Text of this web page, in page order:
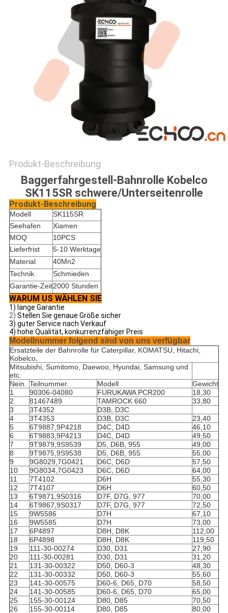
Produkt-Beschreibung
Baggerfahrgestell-Bahnrolle Kobelco
SK115SR schwere/Unterseitenrolle
Produkt-Beschreibung
Modell
SK115SR
Seehafen
Xiamen
MOQ
10PCS
Lieferfrist
5-10 Werktage
Material
40Mn2
Technik
Schmieden
Garantie-Zeit2000 Stunden
WARUM US WÄHLEN SIE
1) lange Garantie
2) Stellen Sie genaue Größe sicher
3) guter Service nach Verkauf
4) hohe Qualität, konkurrenzfähiger Preis
Modellnummer folgend sind von uns verfügbar
Ersatzteile der Bahnrolle für Caterpillar, KOMATSU, Hitachi,
Kobelco,
Mitsubishi, Sumitomo, Daewoo, Hyundai, Samsung und
etc.
Nein. Teilnummer. Modell
Gewicht
1
90306-04080 FURUKAWA PCR200
18,30
2
81467489 TAMROCK 660
33,80
3
3T4352
D3B, D3C
4
3T4353 D3B, D3C
23,40
5
6T9887,9P4218 D4C, D4D
46,10
6
6T9883,9P4213 D4C, D4D
49,50
7
9T9879,9S9539 D5, D6B, 955
49,00
8
9T9875,9S9538 D5, D6B, 955
55,00
9
9G8029,7G0421 D6C, D6D
57,50
10
9G8034,7G0423 D6C, D6D
64,00
11
7T4102 D6H
55,30
12
7T4107 D6H
60,50
13
6T9871,9S0316 D7F, D7G, 977
70,00
14
6T9867,9S0317 D7F, D7G, 977
72,50
15
9W5586 D7H
67,10
16
9W5585 D7H
73,00
17
6P4897 D8H, D8K
112,00
18
6P4898 D8H, D8K
119,50
19
111-30-00274 D30, D31
27,90
20
111-30-00281 D30, D31
31,20
21
131-30-00322 D50, D60-3
48,30
22
131-30-00332 D50, D60-3
55,60
23
141-30-00575 D60-6, D65, D70
58,50
24
141-30-00585 D60-6, D65, D70
65,00
25
155-30-00124 D80, D85
70,50
26
155-30-00114 D80, D85
80,00